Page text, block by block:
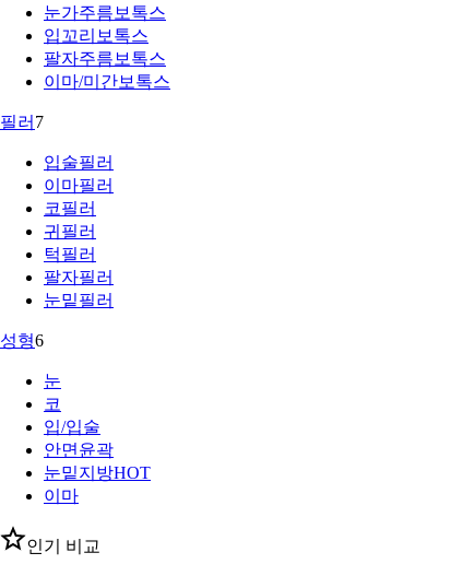
눈가주름보톡스
입꼬리보톡스
팔자주름보톡스
이마/미간보톡스
필러 7
입술필러
이마필러
코필러
귀필러
턱필러
팔자필러
눈밑필러
성형6
눈
코
입/입술
안면윤곽
눈밑지방HOT
이마
인기 비교